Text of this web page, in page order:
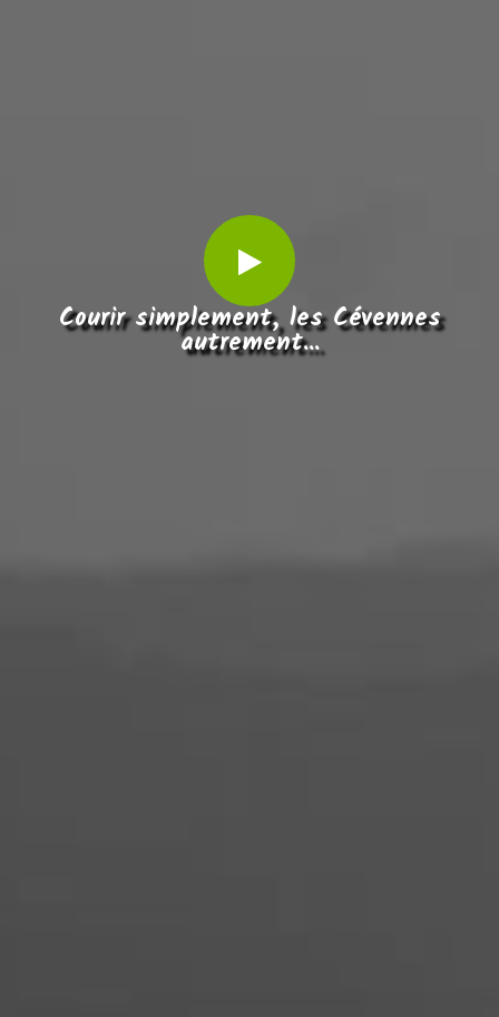
Courir simplement, les Cévennes
autrement...